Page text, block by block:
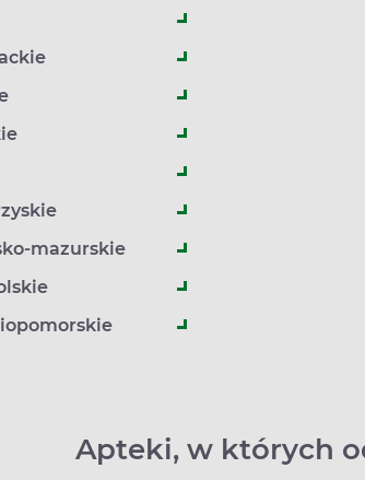
mazurskie
Apteki, w których